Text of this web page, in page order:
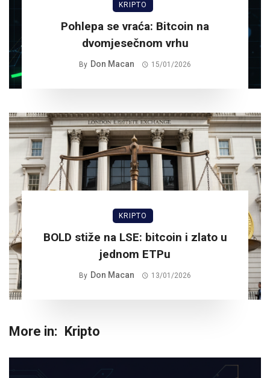
KRIPTO
Pohlepa se vraća: Bitcoin na
dvomjesečnom vrhu
By Don Macan 15/01/2026
KRIPTO
BOLD stiže na LSE: bitcoin i zlato u
jednom ETPu
By Don Macan 13/01/2026
More in: Kripto